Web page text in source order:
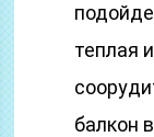
теплая
балкон